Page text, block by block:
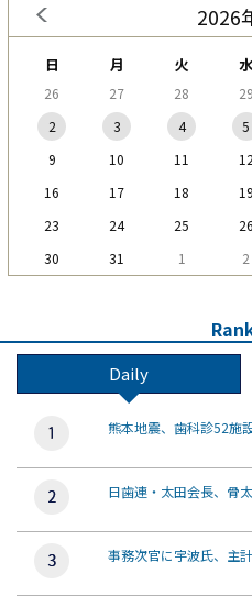
2026
日 月 火 水
26 27 28 29
2
3 4 5
9
10 11 12
16
17 18 19
23
24 25 26
30
31 1 2
Daily
熊本地震、歯科診52
日歯連・太田会長、
事務次官に宇波氏、